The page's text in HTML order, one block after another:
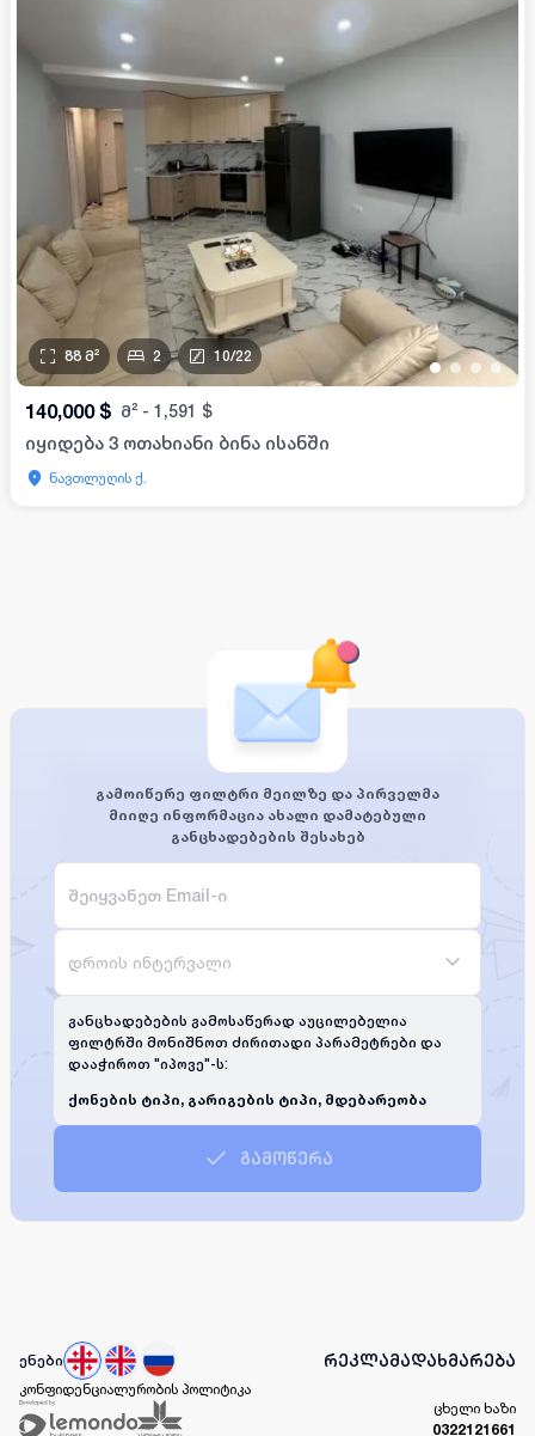
••• •
88 მ² 2 10/22
140,000 $ მ² - 1,591 $
იყიდება 3 ოთახიანი ბინა ისანში
ნავთლუღის ქ.
გამოიწერე ფილტრი მეილზე და პირველმა
მიიღე ინფორმაცია ახალი დამატებული
განცხადებების შესახებ
დროის ინტერვალი
განცხადებების გამოსაწერად აუცილებელია
ფილტრში მონიშნოთ ძირითადი პარამეტრები და
დააჭიროთ "იპოვე"-ს:
ქონების ტიპი, გარიგების ტიპი, მდებარეობა
გამოწერა
ენები რეკლამადახმარება
კონფიდენციალურობის პოლიტიკა
ცხელი ხაზი
0322121661